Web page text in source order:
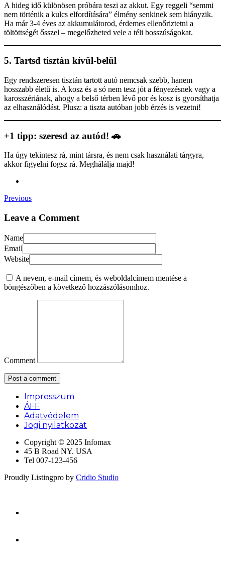
A hideg idő különösen próbára teszi az akkut. Egy reggeli “semmi
nem történik a kulcs elfordítására” élmény senkinek sem hiányzik.
Ha már 3-4 éves az akkumulátorod, érdemes ellenőriztetni a
töltöttségét ősszel – megelőzheted vele a téli bosszúságokat.
5. Tartsd tisztán kívül-belül
Egy rendszeresen tisztán tartott autó nemcsak szebb, hanem
hosszabb életű is. A kosz és a só nem tesz jót a fényezésnek vagy a
karosszériának, ahogy a belső térben lévő por és kosz is gyorsíthatja
az elhasználódást. Plusz: a tiszta autóban jobb érzés is vezetni!
+1 tipp: szeresd az autód! 🚗
Ha úgy tekintesz rá, mint társra, és nem csak használati tárgyra,
akkor figyelni fogsz rá. Meghálálja majd!
Previous
Leave a Comment
Name
Email
Website
A nevem, e-mail címem, és weboldalcímem mentése a
böngészőben a következő hozzászólásomhoz.
Comment
Impresszum
ÁFF
Adatvédelem
Jogi nyilatkozat
Copyright © 2025 Infomax
45 B Road NY. USA
Tel 007-123-456
Proudly Listingpro by Cridio Studio